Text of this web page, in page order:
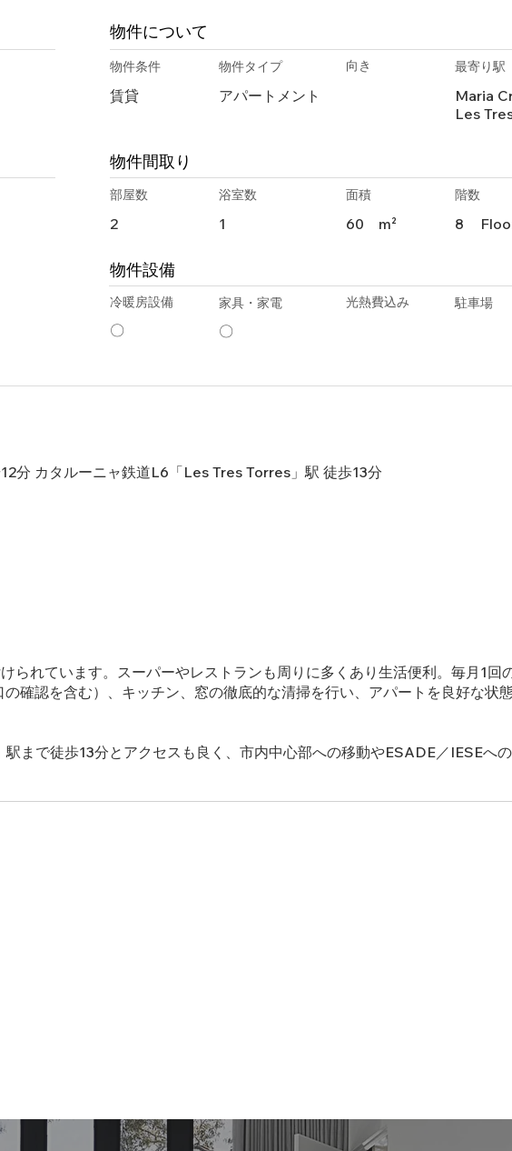
物件について
物件条件
賃貸
物件タイプ
アパートメント
向き 最寄り駅
Maria
Les
物件間取り
部屋数 浴室数 面積 階数
2 1 60 m² 8
物件設備
冷暖房設備
〇
家具・家電
〇
光熱費込み 駐車場
カタルーニャ鉄道L6「Les Tres Torres」駅 徒歩13分
られています。スーパーやレストランも周りに多くあり生活便利。毎月1回
の確認を含む）、キッチン、窓の徹底的な清掃を行い、アパートを良好な状
まで徒歩13分とアクセスも良く、市内中心部への移動やESADE／IESEへ